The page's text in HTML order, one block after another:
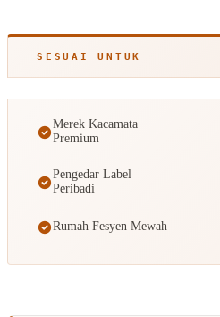
SESUAI UNTUK
Merek Kacamata
Premium
Pengedar Label
Peribadi
Rumah Fesyen Mewah